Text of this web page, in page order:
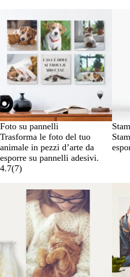
Foto su pannelli
Trasforma le foto del tuo
animale in pezzi d’arte da
esporre su pannelli adesivi.
4.7(7)
Nuove opzioni